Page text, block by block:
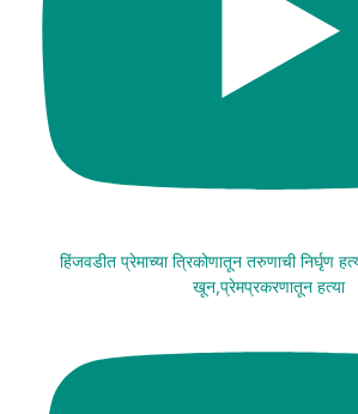
हिंजवडीत प्रेमाच्या त्रिकोणातून तरुणाची निर्घृण
खून,प्रेमप्रकरणातून हत्या